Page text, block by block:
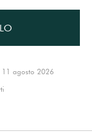
11 agosto 2026